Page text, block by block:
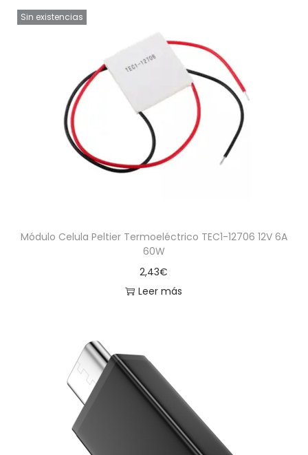
Sin existencias
Módulo Celula Peltier Termoeléctrico TEC1-12706 12V 6A
60W
2,43€
Leer más